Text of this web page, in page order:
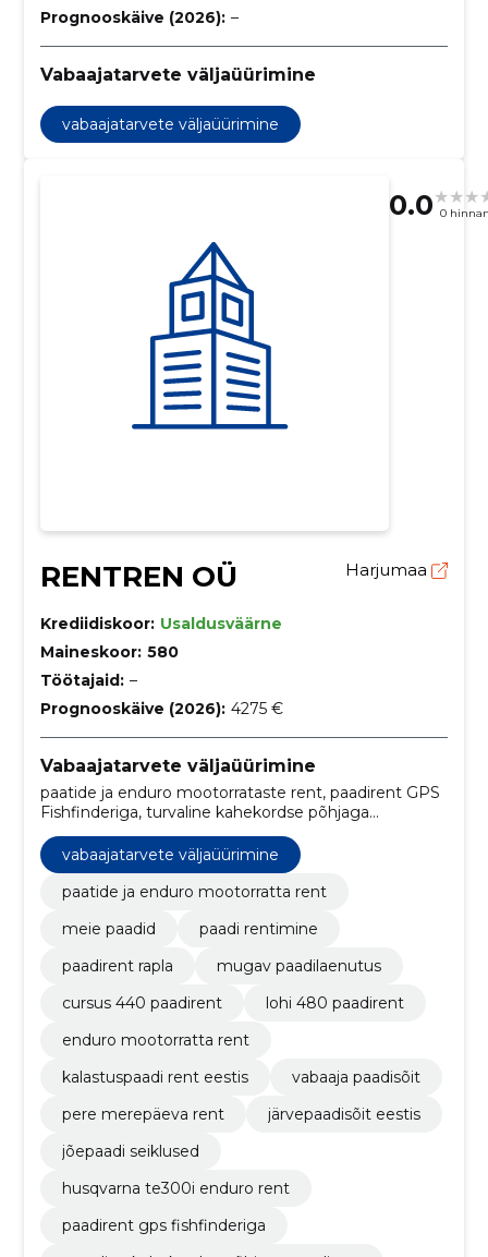
Prognooskäive (2026): –
Vabaajatarvete väljaüürimine
vabaajatarvete väljaüürimine
0.0 0
RENTREN OÜ Harjumaa
Krediidiskoor: Usaldusväärne
Maineskoor: 580
Töötajaid: –
Prognooskäive (2026): 4275 €
Vabaajatarvete väljaüürimine
paatide ja enduro mootorrataste rent, paadirent GPS
Fishfinderiga, turvaline kahekordse põhjaga
te300i, terve päeva sõidud, nädalavahetuseks,
ohutusvarustus, lühiajaline rent, maastikusõit
vabaajatarvete väljaüürimine
paatide ja enduro mootorratta rent
meie paadid
paadi rentimine
paadirent rapla
mugav paadilaenutus
cursus 440 paadirent
lohi 480 paadirent
enduro mootorratta rent
kalastuspaadi rent eestis
vabaaja paadisõit
pere merepäeva rent
järvepaadisõit eestis
jõepaadi seiklused
husqvarna te300i enduro rent
paadirent gps fishfinderiga